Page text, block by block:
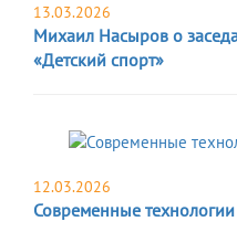
13.03.2026
Михаил Насыров о
«Детский спорт»
12.03.2026
Современные